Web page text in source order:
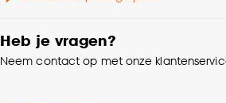
Heb je vragen?
Neem contact op met onze